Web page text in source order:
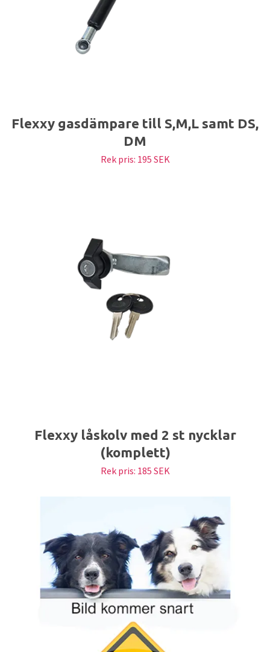
Flexxy gasdämpare till S,M,L samt DS,
DM
Rek pris: 195 SEK
Flexxy låskolv med 2 st nycklar
(komplett)
Rek pris: 185 SEK